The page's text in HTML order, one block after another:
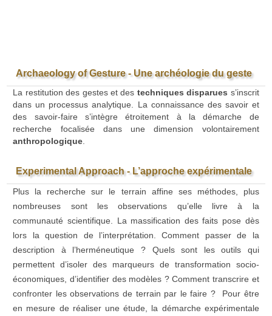
Archaeology of Gesture - Une archéologie du geste
La restitution des gestes et des techniques disparues s’inscrit
dans un processus analytique. La connaissance des savoir et
des savoir-faire s’intègre étroitement à la démarche de
recherche focalisée dans une dimension volontairement
anthropologique
Experimental Approach - L’approche expérimentale
Plus la recherche sur le terrain affine ses méthodes, plus
nombreuses sont les observations qu’elle livre à la
communauté scientifique. La massification des faits pose dès
lors la question de l’interprétation. Comment passer de la
description à l’herméneutique ? Quels sont les outils qui
permettent d’isoler des marqueurs de transformation socio-
économiques, d’identifier des modèles ? Comment transcrire et
confronter les observations de terrain par le faire ? Pour être
en mesure de réaliser une étude, la démarche expérimentale